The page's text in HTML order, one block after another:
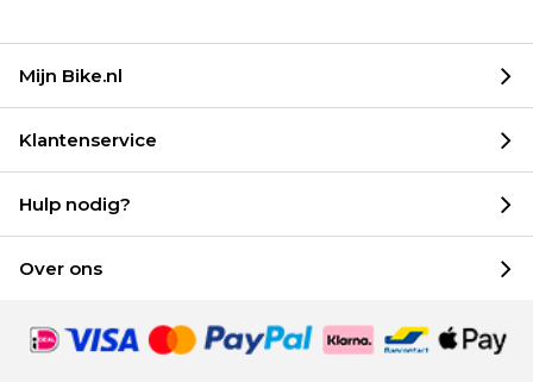
Mijn Bike.nl
Klantenservice
Hulp nodig?
Over ons